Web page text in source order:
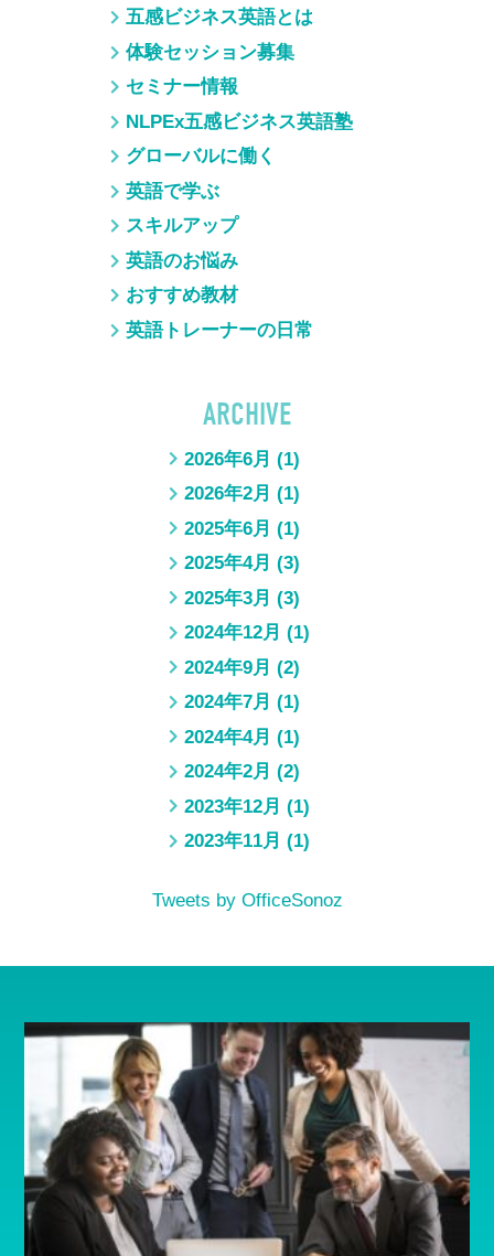
五感ビジネス英語とは
体験セッション募集
セミナー情報
NLPEx五感ビジネス英語塾
グローバルに働く
英語で学ぶ
スキルアップ
英語のお悩み
おすすめ教材
英語トレーナーの日常
ARCHIVE
2026年6月 (1)
2026年2月 (1)
2025年6月 (1)
2025年4月 (3)
2025年3月 (3)
2024年12月 (1)
2024年9月 (2)
2024年7月 (1)
2024年4月 (1)
2024年2月 (2)
2023年12月 (1)
2023年11月 (1)
Tweets by OfficeSonoz